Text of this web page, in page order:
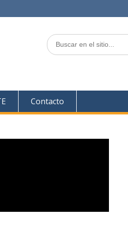
Contacto